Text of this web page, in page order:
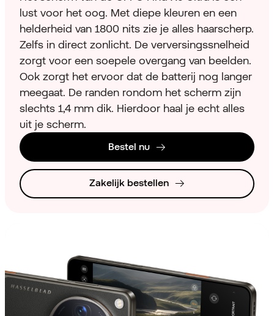
lust voor het oog. Met diepe kleuren en een
helderheid van 1800 nits zie je alles haarscherp.
Zelfs in direct zonlicht. De verversingssnelheid
zorgt voor een soepele overgang van beelden.
Ook zorgt het ervoor dat de batterij nog langer
meegaat. De randen rondom het scherm zijn
slechts 1,4 mm dik. Hierdoor haal je echt alles
uit je scherm.
Bestel nu
Zakelijk bestellen